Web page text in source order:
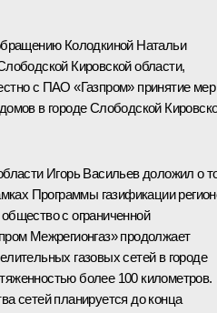
Колодкиной Натальи
Кировской области,
с ПАО «Газпром» принятие мер
в городе Слободской
Игорь Васильев доложил о
Программы газификации
с ограниченной
Межрегионгаз» продолжает
газовых сетей в городе
более 100 километров.
сетей планируется до конца